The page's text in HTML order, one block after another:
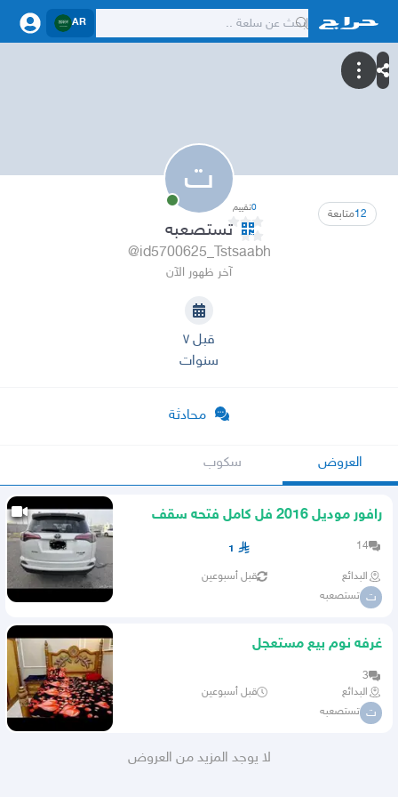
AR
ت
12متابعة 0تقييم
تستصعبه
@id5700625_Tstsaabh
آخر ظهور الآن
قبل ٧
سنوات
محادثة
العروض سكوب
رافور موديل 2016 فل كامل فتحه سقف
مثبت سرعه تحكم دركسون
14
1
البدائع قبل أسبوعين
ت تستصعبه
غرفه نوم بيع مستعجل
3
البدائع
قبل أسبوعين
ت تستصعبه
لا يوجد المزيد من العروض